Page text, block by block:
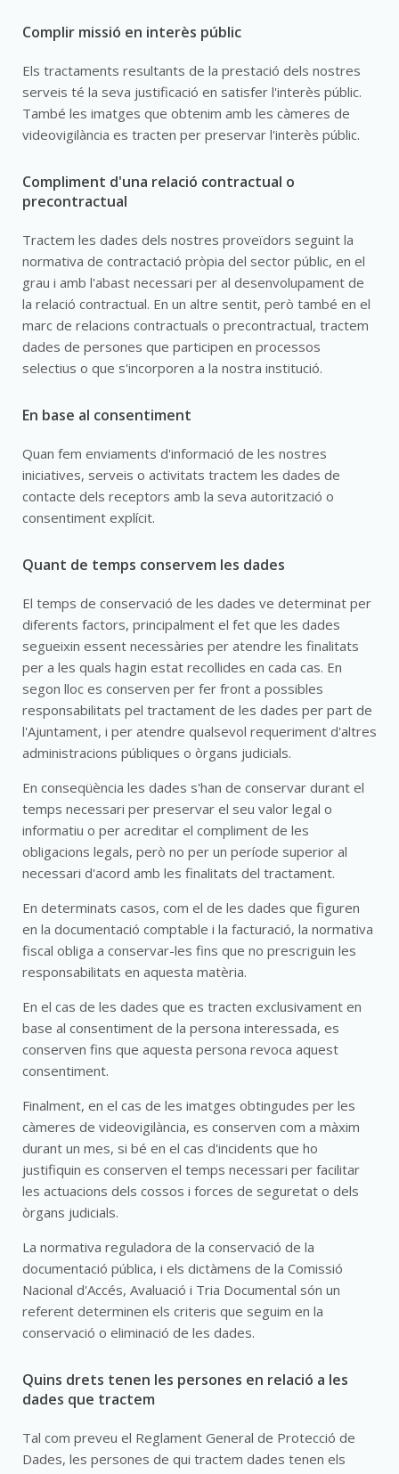
Complir missió en interès públic
Els tractaments resultants de la prestació dels nostres
serveis té la seva justificació en satisfer l'interès públic.
També les imatges que obtenim amb les càmeres de
videovigilància es tracten per preservar l'interès públic.
Compliment d'una relació contractual o
precontractual
Tractem les dades dels nostres proveïdors seguint la
normativa de contractació pròpia del sector públic, en el
grau i amb l'abast necessari per al desenvolupament de
la relació contractual. En un altre sentit, però també en el
marc de relacions contractuals o precontractual, tractem
dades de persones que participen en processos
selectius o que s'incorporen a la nostra institució.
En base al consentiment
Quan fem enviaments d'informació de les nostres
iniciatives, serveis o activitats tractem les dades de
contacte dels receptors amb la seva autorització o
consentiment explícit.
Quant de temps conservem les dades
El temps de conservació de les dades ve determinat per
diferents factors, principalment el fet que les dades
segueixin essent necessàries per atendre les finalitats
per a les quals hagin estat recollides en cada cas. En
segon lloc es conserven per fer front a possibles
responsabilitats pel tractament de les dades per part de
l'Ajuntament, i per atendre qualsevol requeriment d'altres
administracions públiques o òrgans judicials.
En conseqüència les dades s'han de conservar durant el
temps necessari per preservar el seu valor legal o
informatiu o per acreditar el compliment de les
obligacions legals, però no per un període superior al
necessari d'acord amb les finalitats del tractament.
En determinats casos, com el de les dades que figuren
en la documentació comptable i la facturació, la normativa
fiscal obliga a conservar-les fins que no prescriguin les
responsabilitats en aquesta matèria.
En el cas de les dades que es tracten exclusivament en
base al consentiment de la persona interessada, es
conserven fins que aquesta persona revoca aquest
consentiment.
Finalment, en el cas de les imatges obtingudes per les
càmeres de videovigilància, es conserven com a màxim
durant un mes, si bé en el cas d'incidents que ho
justifiquin es conserven el temps necessari per facilitar
les actuacions dels cossos i forces de seguretat o dels
òrgans judicials.
La normativa reguladora de la conservació de la
documentació pública, i els dictàmens de la Comissió
Nacional d'Accés, Avaluació i Tria Documental són un
referent determinen els criteris que seguim en la
conservació o eliminació de les dades.
Quins drets tenen les persones en relació a les
dades que tractem
Tal com preveu el Reglament General de Protecció de
Dades, les persones de qui tractem dades tenen els